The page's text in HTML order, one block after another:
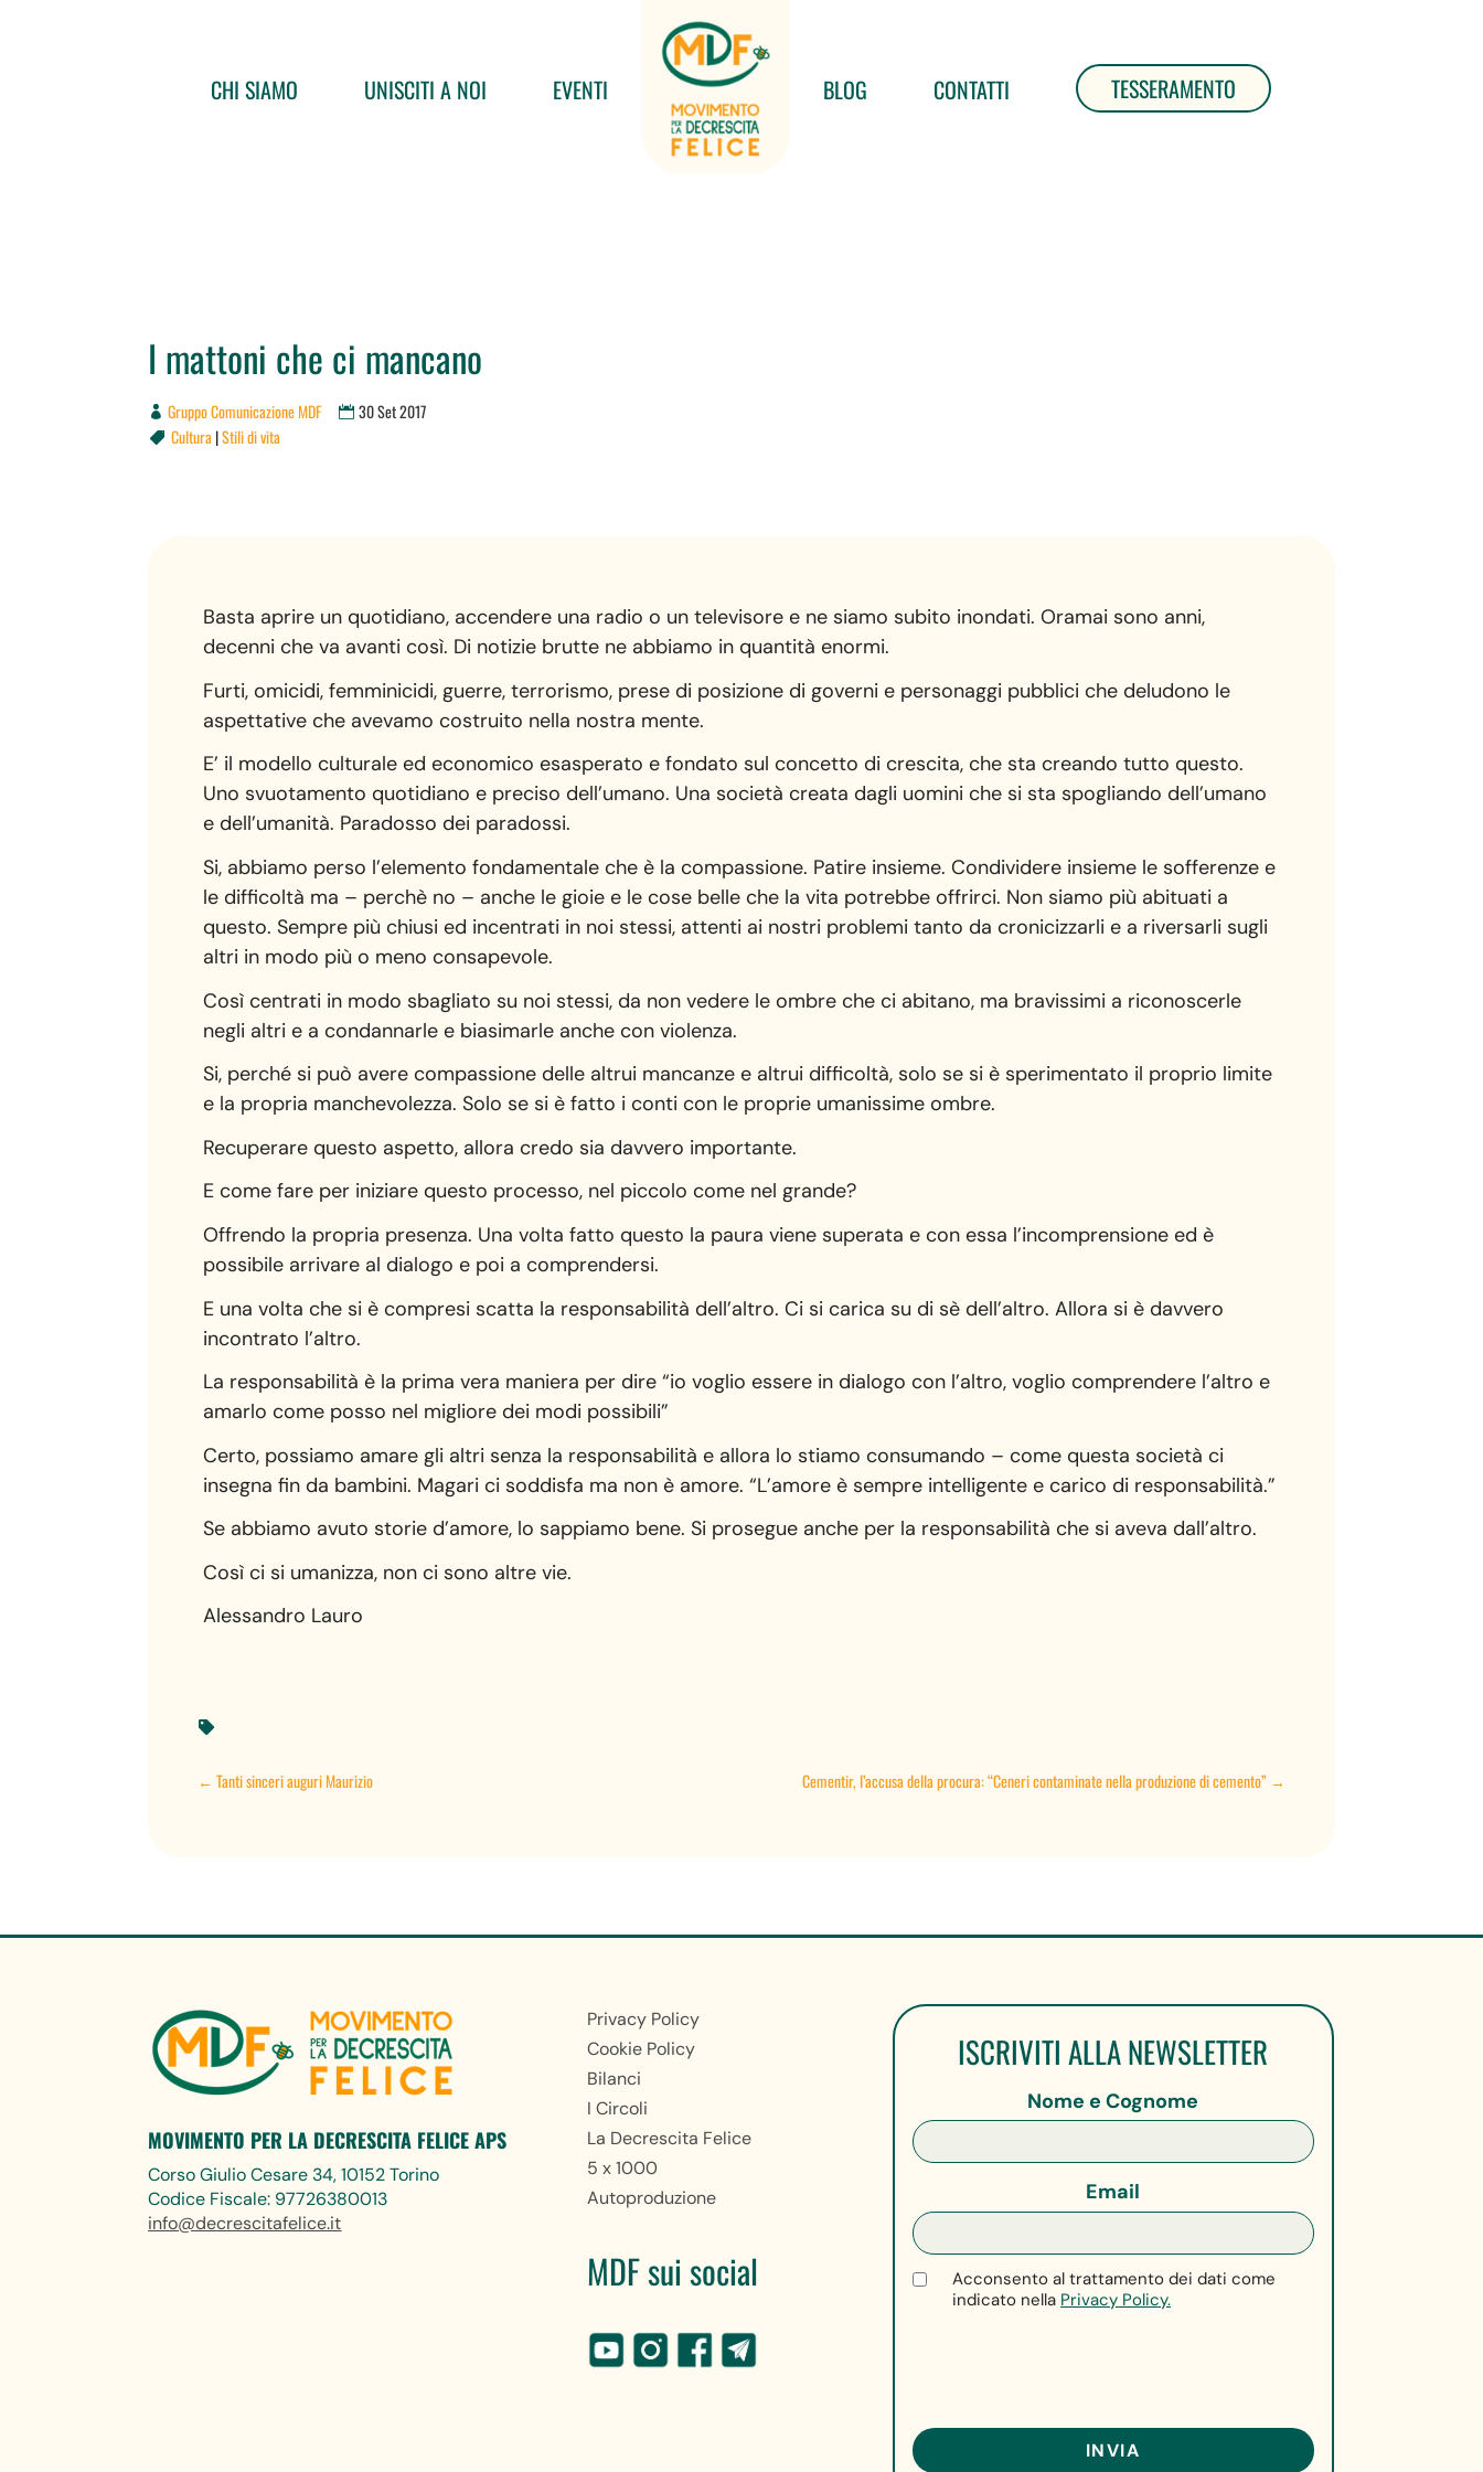
CHI SIAMO UNISCITI A NOI EVENTI BLOG CONTATTI TESSERAMENTO
I mattoni che ci mancano
Gruppo Comunicazione MDF 30 Set 2017
 Cultura|Stili di vita
Basta aprire un quotidiano, accendere una radio o un televisore e ne siamo subito inondati. Oramai sono anni,
decenni che va avanti così. Di notizie brutte ne abbiamo in quantità enormi.
Furti, omicidi, femminicidi, guerre, terrorismo, prese di posizione di governi e personaggi pubblici che deludono le
aspettative che avevamo costruito nella nostra mente.
E’ il modello culturale ed economico esasperato e fondato sul concetto di crescita, che sta creando tutto questo.
Uno svuotamento quotidiano e preciso dell’umano. Una società creata dagli uomini che si sta spogliando dell’umano
e dell’umanità. Paradosso dei paradossi.
Si, abbiamo perso l’elemento fondamentale che è la compassione. Patire insieme. Condividere insieme le sofferenze e
le difficoltà ma – perchè no – anche le gioie e le cose belle che la vita potrebbe offrirci. Non siamo più abituati a
questo. Sempre più chiusi ed incentrati in noi stessi, attenti ai nostri problemi tanto da cronicizzarli e a riversarli sugli
altri in modo più o meno consapevole.
Così centrati in modo sbagliato su noi stessi, da non vedere le ombre che ci abitano, ma bravissimi a riconoscerle
negli altri e a condannarle e biasimarle anche con violenza.
Si, perché si può avere compassione delle altrui mancanze e altrui difficoltà, solo se si è sperimentato il proprio limite
e la propria manchevolezza. Solo se si è fatto i conti con le proprie umanissime ombre.
Recuperare questo aspetto, allora credo sia davvero importante.
E come fare per iniziare questo processo, nel piccolo come nel grande?
Offrendo la propria presenza. Una volta fatto questo la paura viene superata e con essa l’incomprensione ed è
possibile arrivare al dialogo e poi a comprendersi.
E una volta che si è compresi scatta la responsabilità dell’altro. Ci si carica su di sè dell’altro. Allora si è davvero
incontrato l’altro.
La responsabilità è la prima vera maniera per dire “io voglio essere in dialogo con l’altro, voglio comprendere l’altro e
amarlo come posso nel migliore dei modi possibili”
Certo, possiamo amare gli altri senza la responsabilità e allora lo stiamo consumando – come questa società ci
insegna fin da bambini. Magari ci soddisfa ma non è amore. “L’amore è sempre intelligente e carico di responsabilità.”
Se abbiamo avuto storie d’amore, lo sappiamo bene. Si prosegue anche per la responsabilità che si aveva dall’altro.
Così ci si umanizza, non ci sono altre vie.
Alessandro Lauro

←Tanti sinceri auguri Maurizio Cementir, l’accusa della procura: “Ceneri contaminate nella produzione di cemento”→
MOVIMENTO PER LA DECRESCITA FELICE APS
Corso Giulio Cesare 34, 10152 Torino
Codice Fiscale: 97726380013
info@decrescitafelice.it
Privacy Policy
Cookie Policy
Bilanci
I Circoli
La Decrescita Felice
5 x 1000
Autoproduzione
MDF sui social
ISCRIVITI ALLA NEWSLETTER
Nome e Cognome
Email
Acconsento al trattamento dei dati come
indicato nella Privacy Policy.